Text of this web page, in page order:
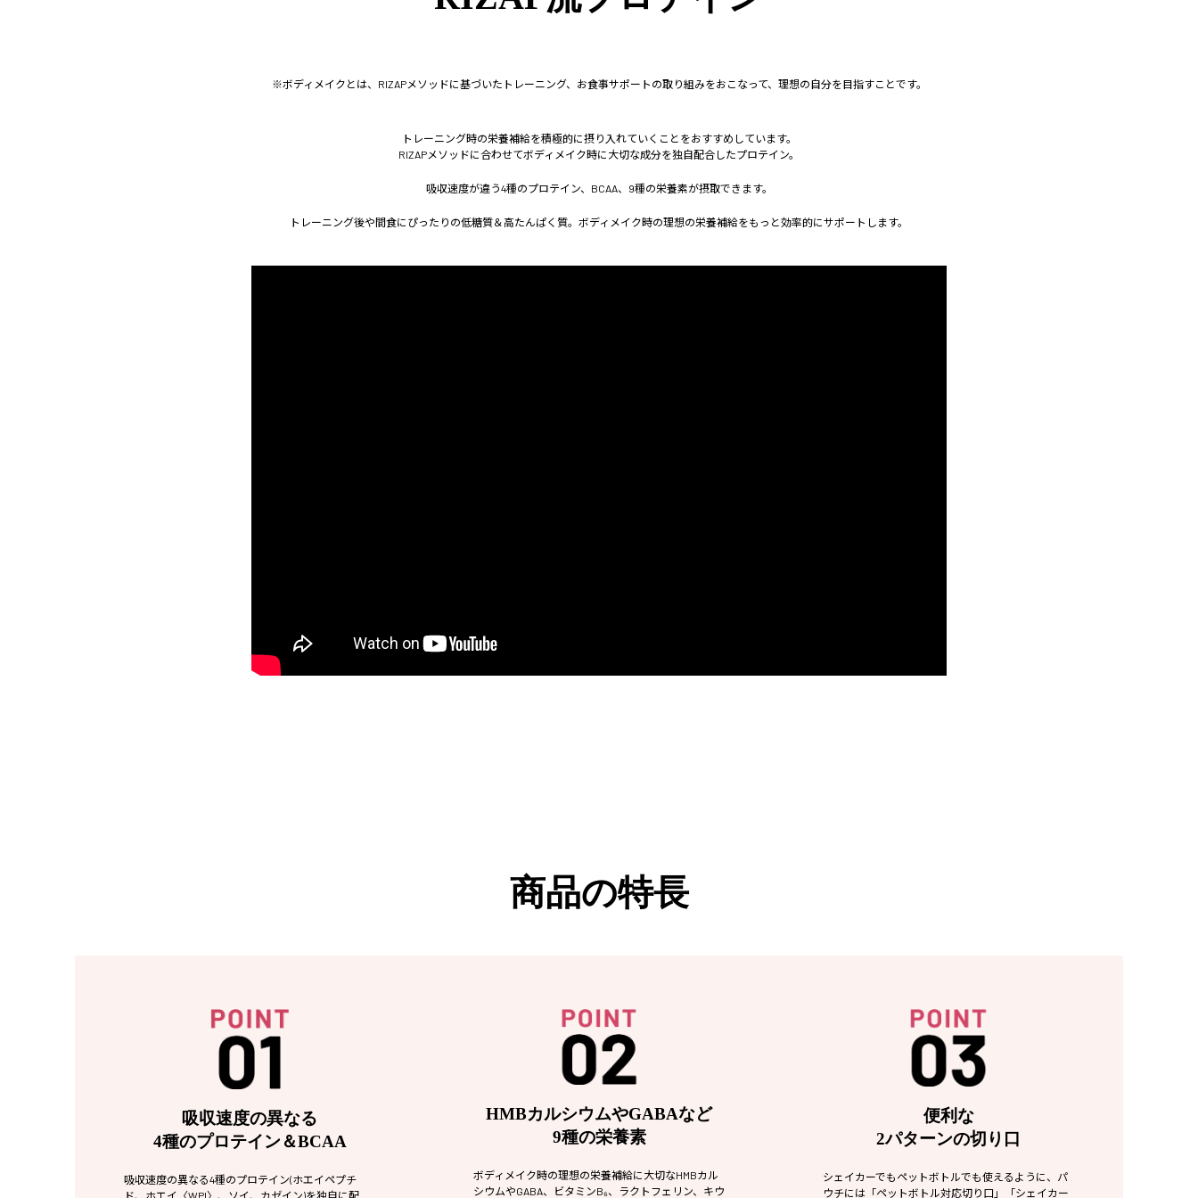
※ボディメイクとは、RIZAPメソッドに基づいたトレーニング、お食事サポートの取り組みをおこなって、理想の自分を目指すことです。
トレーニング時の栄養補給を積極的に摂り入れていくことをおすすめしています。
RIZAPメソッドに合わせてボディメイク時に大切な成分を独自配合したプロテイン。
吸収速度が違う4種のプロテイン、BCAA、9種の栄養素が摂取できます。
トレーニング後や間食にぴったりの低糖質＆高たんぱく質。ボディメイク時の理想の栄養補給をもっと効率的にサポートします。
商品の特長
吸収速度の異なる
4種のプロテイン＆BCAA
吸収速度の異なる4種のプロテイン(ホエイペプチ
ド、ホエイ〈WPI〉、ソイ、カゼイン)を独自に配
HMBカルシウムやGABAなど
9種の栄養素
ボディメイク時の理想の栄養補給に大切なHMBカル
シウムやGABA、ビタミンB₆、ラクトフェリン、キウ
便利な
2パターンの切り口
シェイカーでもペットボトルでも使えるように、パ
ウチには「ペットボトル対応切り口」「シェイカー